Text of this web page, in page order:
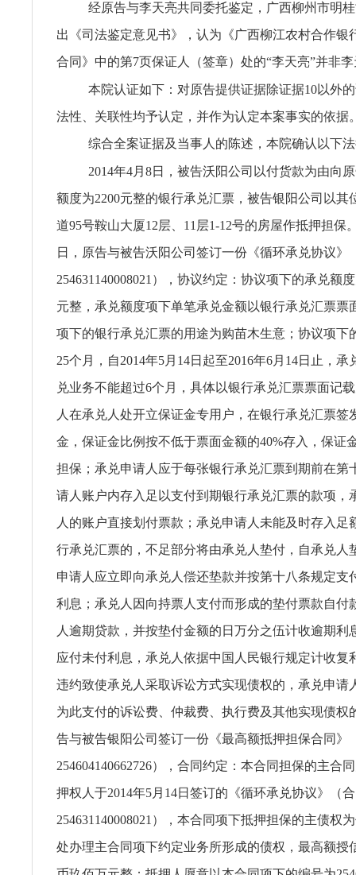
经原告与李天亮共同委托鉴定，广西柳州市明
出《司法鉴定意见书》，认为《广西柳江农村合作银
合同》中的第7页保证人（签章）处的“李天亮”并非
本院认证如下：对原告提供证据除证据10以外
法性、关联性均予认定，并作为认定本案事实的依据
综合全案证据及当事人的陈述，本院确认以下
2014年4月8日，被告沃阳公司以付货款为由向
额度为2200元整的银行承兑汇票，被告银阳公司以其
道95号鞍山大厦12层、11层1-12号的房屋作抵押担保
日，原告与被告沃阳公司签订一份《循环承兑协议》
254631140008021），协议约定：协议项下的承兑额
元整，承兑额度项下单笔承兑金额以银行承兑汇票票
项下的银行承兑汇票的用途为购苗木生意；协议项下
25个月，自2014年5月14日起至2016年6月14日止，
兑业务不能超过6个月，具体以银行承兑汇票票面记
人在承兑人处开立保证金专用户，在银行承兑汇票签
金，保证金比例按不低于票面金额的40%存入，保证
担保；承兑申请人应于每张银行承兑汇票到期前在第
请人账户内存入足以支付到期银行承兑汇票的款项，
人的账户直接划付票款；承兑申请人未能及时存入足
行承兑汇票的，不足部分将由承兑人垫付，自承兑人
申请人应立即向承兑人偿还垫款并按第十八条规定支
利息；承兑人因向持票人支付而形成的垫付票款自付
人逾期贷款，并按垫付金额的日万分之伍计收逾期利
应付未付利息，承兑人依据中国人民银行规定计收复
违约致使承兑人采取诉讼方式实现债权的，承兑申请
为此支付的诉讼费、仲裁费、执行费及其他实现债权
告与被告银阳公司签订一份《最高额抵押担保合同》
254604140662726），合同约定：本合同担保的主合
押权人于2014年5月14日签订的《循环承兑协议》（
254631140008021），本合同项下抵押担保的主债权
处办理主合同项下约定业务所形成的债权，最高额授